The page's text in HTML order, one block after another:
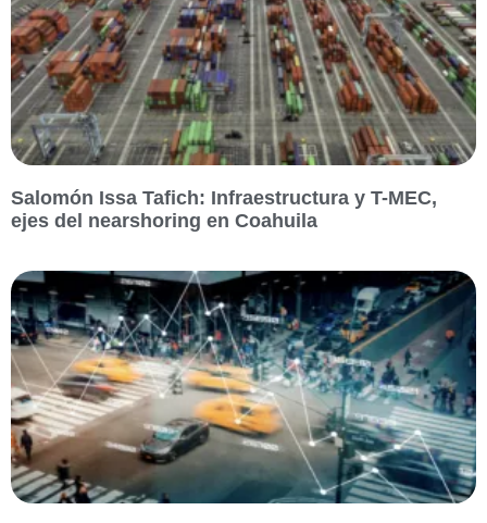
Salomón Issa Tafich: Infraestructura y T-MEC,
ejes del nearshoring en Coahuila